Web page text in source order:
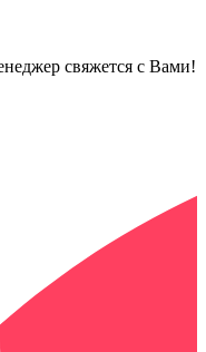
свяжется с Вами!